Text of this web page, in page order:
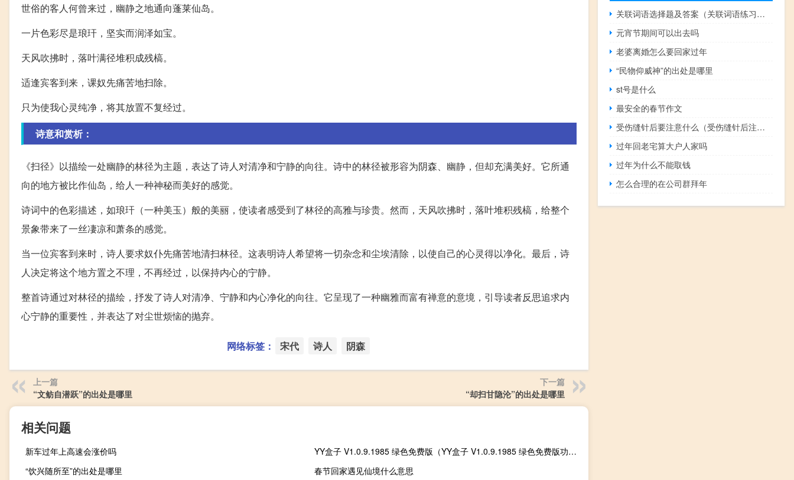
世俗的客人何曾来过，幽静之地通向蓬莱仙岛。
一片色彩尽是琅玕，坚实而润泽如宝。
天风吹拂时，落叶满径堆积成残槁。
适逢宾客到来，课奴先痛苦地扫除。
只为使我心灵纯净，将其放置不复经过。
诗意和赏析：
《扫径》以描绘一处幽静的林径为主题，表达了诗人对清净和宁静的向往。诗中的林径被形容为阴森、幽静，但却充满美好。它所通
向的地方被比作仙岛，给人一种神秘而美好的感觉。
诗词中的色彩描述，如琅玕（一种美玉）般的美丽，使读者感受到了林径的高雅与珍贵。然而，天风吹拂时，落叶堆积残槁，给整个
景象带来了一丝凄凉和萧条的感觉。
当一位宾客到来时，诗人要求奴仆先痛苦地清扫林径。这表明诗人希望将一切杂念和尘埃清除，以使自己的心灵得以净化。最后，诗
人决定将这个地方置之不理，不再经过，以保持内心的宁静。
整首诗通过对林径的描绘，抒发了诗人对清净、宁静和内心净化的向往。它呈现了一种幽雅而富有禅意的意境，引导读者反思追求内
心宁静的重要性，并表达了对尘世烦恼的抛弃。
网络标签： 宋代 诗人 阴森
上一篇
“文鲂自潜跃”的出处是哪里
下一篇
“却扫甘隐沦”的出处是哪里
相关问题
新车过年上高速会涨价吗
YY盒子 V1.0.9.1985 绿色免费版（YY盒子 V1.0.9.1985 绿色免费版功能简介）
“饮兴随所至”的出处是哪里
春节回家遇见仙境什么意思
关联词语选择题及答案（关联词语练习题）
元宵节期间可以出去吗
老婆离婚怎么要回家过年
“民物仰威神”的出处是哪里
st号是什么
最安全的春节作文
受伤缝针后要注意什么（受伤缝针后注意什么）
过年回老宅算大户人家吗
过年为什么不能取钱
怎么合理的在公司群拜年